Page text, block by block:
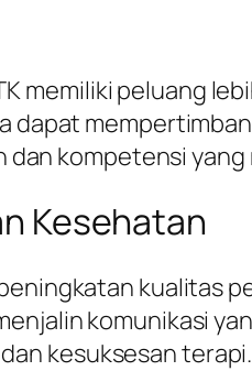
memiliki peluang
dapat
kompetensi
Kesehatan
kualitas
komunikasi
kesuksesan terapi.